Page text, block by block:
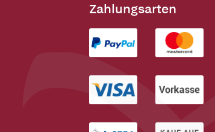
Zahlungsarten